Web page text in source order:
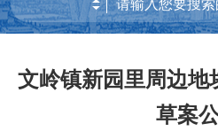
文岭镇新园里周边地
草案